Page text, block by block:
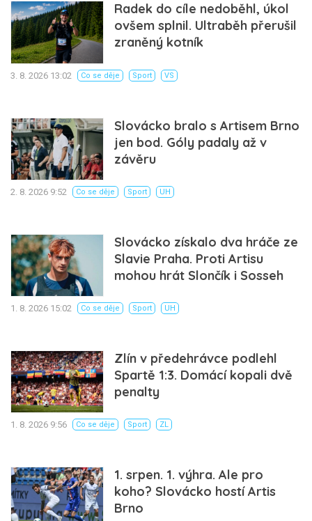
Radek do cíle nedoběhl, úkol
ovšem splnil. Ultraběh přerušil
zraněný kotník
3. 8. 2026 13:02 Co se děje Sport VS
Slovácko bralo s Artisem Brno
jen bod. Góly padaly až v
závěru
2. 8. 2026 9:52 Co se děje Sport UH
Slovácko získalo dva hráče ze
Slavie Praha. Proti Artisu
mohou hrát Slončík i Sosseh
1. 8. 2026 15:02 Co se děje Sport UH
Zlín v předehrávce podlehl
Spartě 1:3. Domácí kopali dvě
penalty
1. 8. 2026 9:56 Co se děje Sport ZL
1. srpen. 1. výhra. Ale pro
koho? Slovácko hostí Artis
Brno